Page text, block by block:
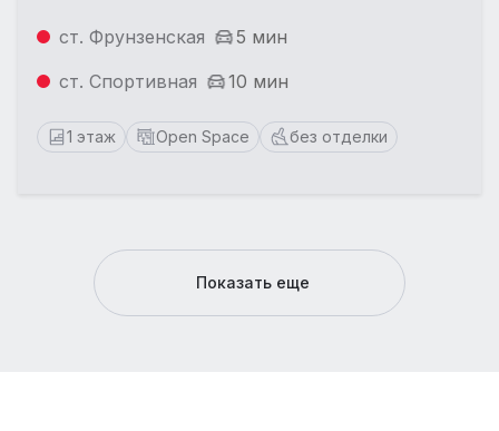
ст. Фрунзенская
5 мин
ст. Спортивная
10 мин
1 этаж Open Space без отделки
Показать еще